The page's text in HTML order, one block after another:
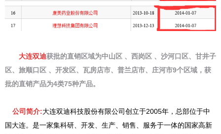
大连双迪获批的直销区域为中山区 、西岗区 、沙河口区、甘井子
区、旅顺口区 、开发区、瓦房店市、普兰店市、庄河市9个区域，获
批的直销产品为4类75种产品。
公司简介:大连双迪科技股份有限公司创立于2005年，总部位于中
国大连。是一家集科研、开发、生产、销售、服务于一体的国家高新